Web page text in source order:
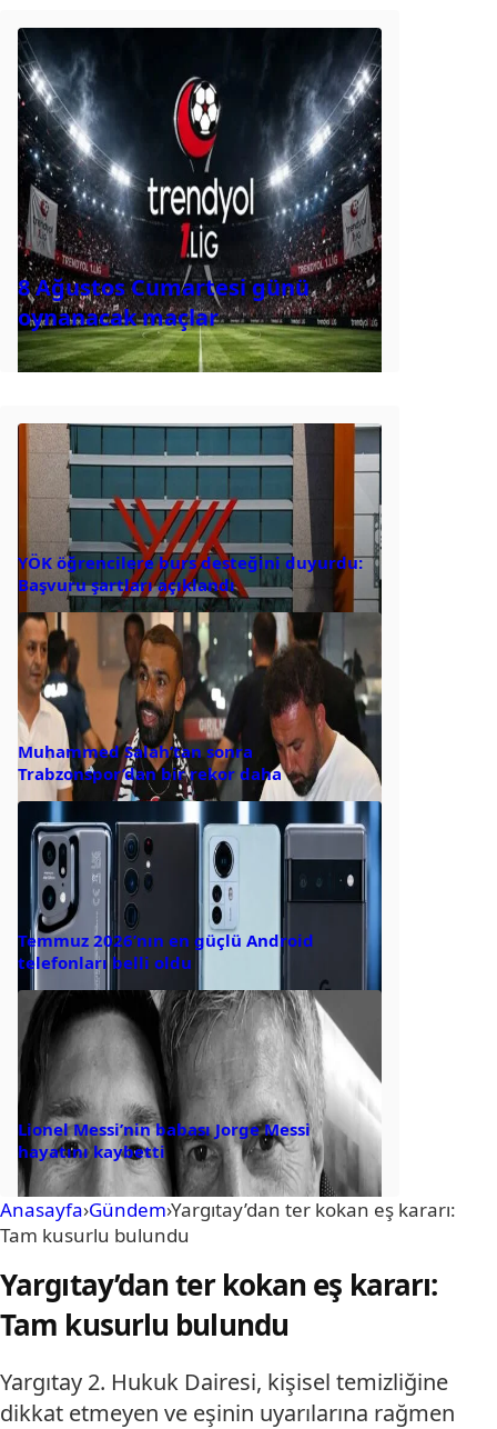
8 Ağustos Cumartesi günü
oynanacak maçlar
YÖK öğrencilere burs desteğini duyurdu:
Başvuru şartları açıklandı
Muhammed Salah’tan sonra
Trabzonspor’dan bir rekor daha
Temmuz 2026’nın en güçlü Android
telefonları belli oldu
Lionel Messi’nin babası Jorge Messi
hayatını kaybetti
Anasayfa›Gündem›Yargıtay’dan ter kokan eş kararı:
Tam kusurlu bulundu
Yargıtay’dan ter kokan eş kararı:
Tam kusurlu bulundu
Yargıtay 2. Hukuk Dairesi, kişisel temizliğine
dikkat etmeyen ve eşinin uyarılarına rağmen